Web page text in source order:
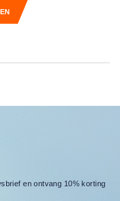
en ontvang 10% korting